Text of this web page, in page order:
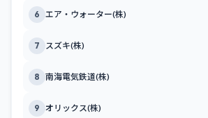
6 エア・ウォーター(株)
7 スズキ(株)
8 南海電気鉄道(株)
9 オリックス(株)